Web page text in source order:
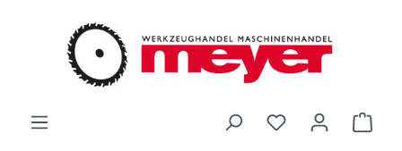
Zum Hauptinhalt springen
Du hast 0